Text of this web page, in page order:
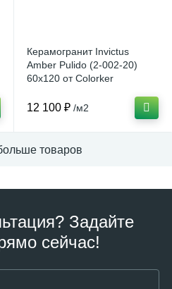
Керамогранит Invictus
Amber Pulido (2-002-20)
60x120 от Colorker
12 100 ₽ /м2
товаров
Задайте
сейчас!